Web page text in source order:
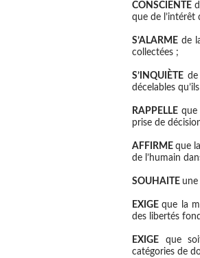
CONSCIENTE
que de l’intérêt
S’ALARME de
collectées ;
S’INQUIÈTE
décelables
RAPPELLE que
prise de
AFFIRMEque
de l’humain
SOUHAITE
EXIGEque la
des libertés
EXIGE que
catégories de